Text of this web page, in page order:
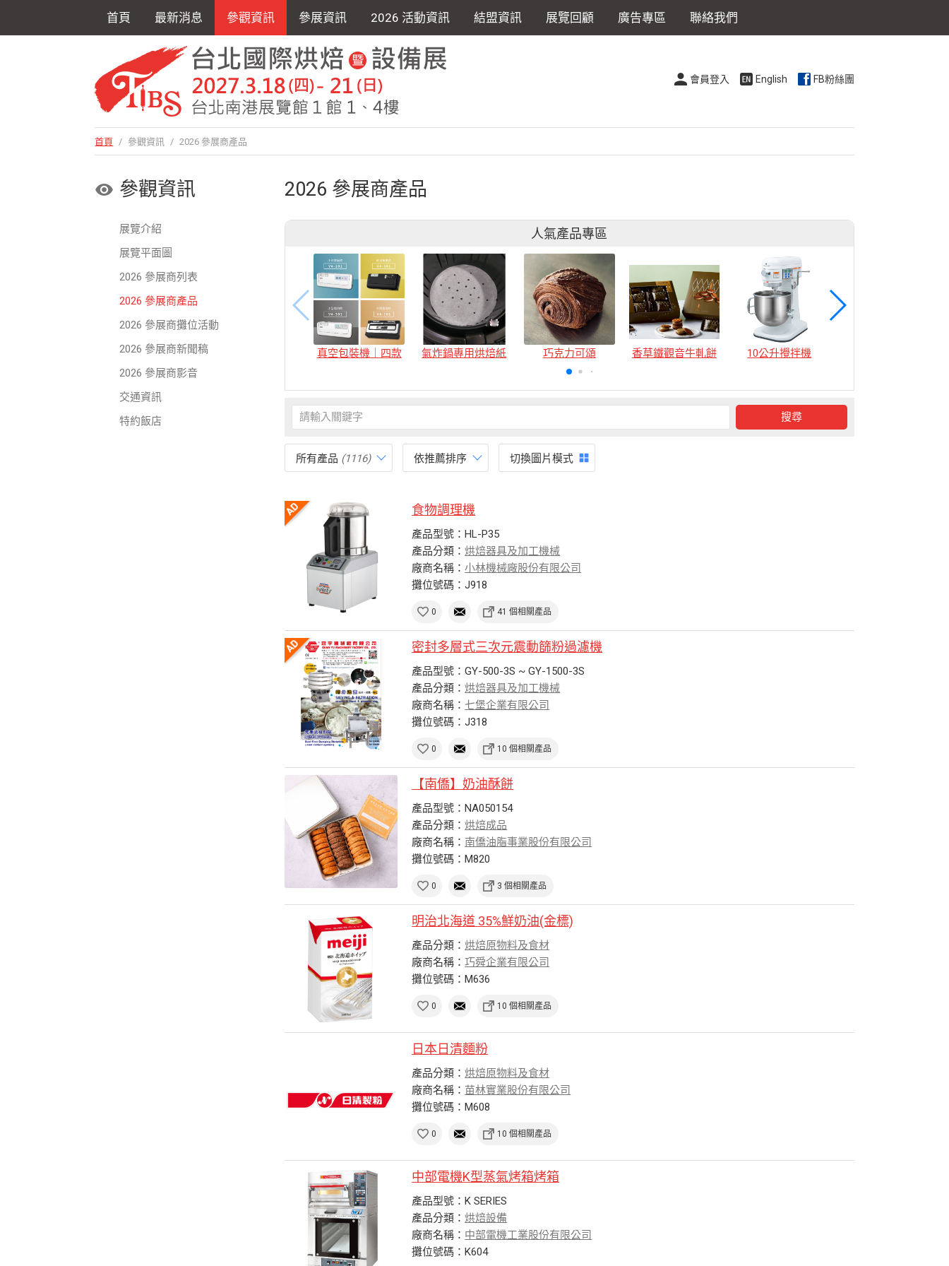
首頁 最新消息 參觀資訊 參展資訊 2026 活動資訊 結盟資訊 展覽回顧 廣告專區 聯絡我們
會員登入 English FB粉絲團
首頁 / 參觀資訊 / 2026 參展商產品
參觀資訊
展覽介紹
展覽平面圖
2026 參展商列表
2026 參展商產品
2026 參展商攤位活動
2026 參展商新聞稿
2026 參展商影音
交通資訊
特約飯店
2026 參展商產品
人氣產品專區
真空包裝機｜四款 氣炸鍋專用烘焙紙 巧克力可頌 香草鐵觀音牛軋餅 10公升攪拌機
所有產品 (1116) 依推薦排序 切換圖片模式
食物調理機
產品型號：HL-P35
產品分類：烘焙器具及加工機械
廠商名稱：小林機械廠股份有限公司
攤位號碼：J918
0 41 個相關產品
密封多層式三次元震動篩粉過濾機
產品型號：GY-500-3S ~ GY-1500-3S
產品分類：烘焙器具及加工機械
廠商名稱： 七堡企業有限公司
攤位號碼：J318
0 10 個相關產品
【南僑】奶油酥餅
產品型號：NA050154
產品分類：烘焙成品
廠商名稱： 南僑油脂事業股份有限公司
攤位號碼：M820
0 3 個相關產品
明治北海道 35%鮮奶油(金標)
產品分類：烘焙原物料及食材
廠商名稱：巧舜企業有限公司
攤位號碼：M636
0 10 個相關產品
日本日清麵粉
產品分類：烘焙原物料及食材
廠商名稱： 苗林實業股份有限公司
攤位號碼：M608
0 10 個相關產品
中部電機K型蒸氣烤箱烤箱
產品型號：K SERIES
產品分類：烘焙設備
廠商名稱： 中部電機工業股份有限公司
攤位號碼：K604